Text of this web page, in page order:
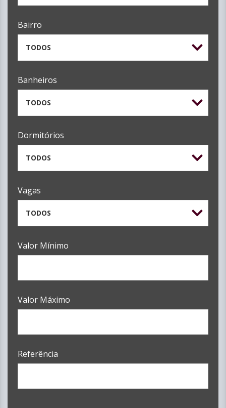
Bairro
TODOS
Banheiros
TODOS
Dormitórios
TODOS
Vagas
TODOS
Valor Mínimo
Valor Máximo
Referência